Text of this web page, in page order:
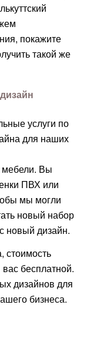
покажите
такой же
услуги по
для наших
мебели. Вы
ПВХ или
мы могли
новый набор
новый дизайн.
стоимость
бесплатной.
дизайнов для
бизнеса.